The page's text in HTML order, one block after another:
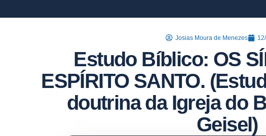
Josias Moura de Menezes
Estudo Bíblico: OS
ESPÍRITO SANTO.
doutrina da Igreja do
Geisel)